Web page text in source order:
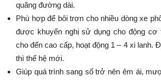
quãng đường dài.
Phù hợp để bôi trơn cho nhiều dòng xe
được khuyến nghị sử dụng cho động cơ
cho đến cao cấp, hoạt động 1 – 4 xi lanh.
thì thế hệ mới.
Giúp quá trình sang số trở nên êm ái,